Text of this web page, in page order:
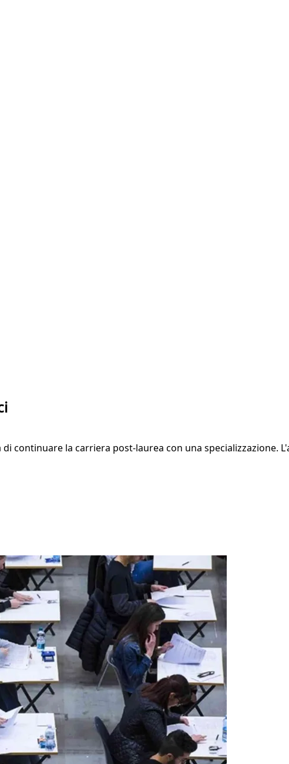
continuare la carriera post-laurea con una specializzazione.